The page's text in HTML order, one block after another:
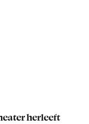
herleeft